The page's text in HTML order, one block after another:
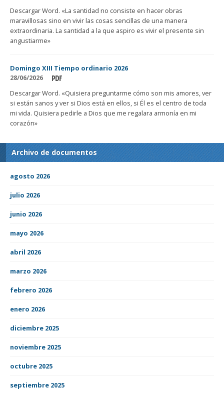
Descargar Word. «La santidad no consiste en hacer obras
maravillosas sino en vivir las cosas sencillas de una manera
extraordinaria. La santidad a la que aspiro es vivir el presente sin
angustiarme»
Domingo XIII Tiempo ordinario 2026
28/06/2026
Descargar Word. «Quisiera preguntarme cómo son mis amores, ver
si están sanos y ver si Dios está en ellos, si Él es el centro de toda
mi vida. Quisiera pedirle a Dios que me regalara armonía en mi
corazón»
Archivo de documentos
agosto 2026
julio 2026
junio 2026
mayo 2026
abril 2026
marzo 2026
febrero 2026
enero 2026
diciembre 2025
noviembre 2025
octubre 2025
septiembre 2025